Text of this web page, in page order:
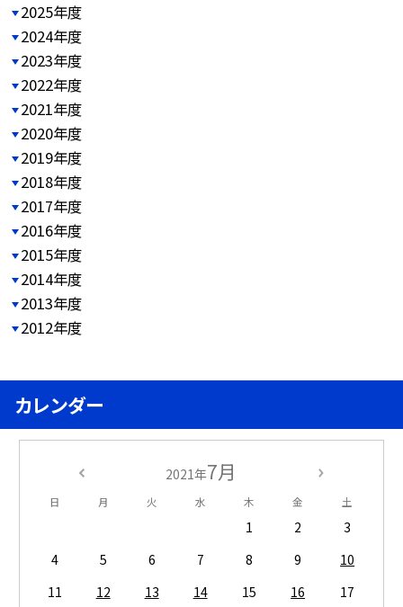
2025年度
2024年度
2023年度
2022年度
2021年度
2020年度
2019年度
2018年度
2017年度
2016年度
2015年度
2014年度
2013年度
2012年度
カレンダー
2021年7月
日 月 火 水 木 金 土
1 2
3
4
5 6 7 8 9
10
11
12 13 14 15 16
17